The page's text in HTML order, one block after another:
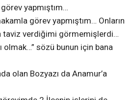
yapmıştım…
görev yapmıştım… Onların
taviz verdiğimi görmemişlerdi…
olmak…” sözü bunun için bana
olan Bozyazı da Anamur’a